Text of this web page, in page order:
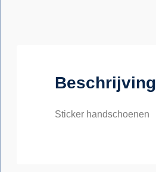
Beschrijving
Sticker handschoenen